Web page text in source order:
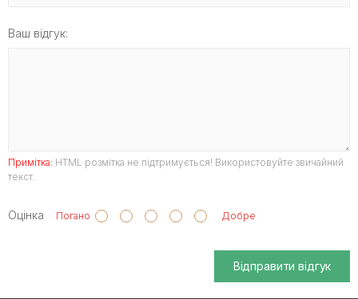
Ваш відгук:
Примітка: HTML розмітка не підтримується! Використовуйте звичайний
текст.
Оцінка Погано Добре
Відправити відгук